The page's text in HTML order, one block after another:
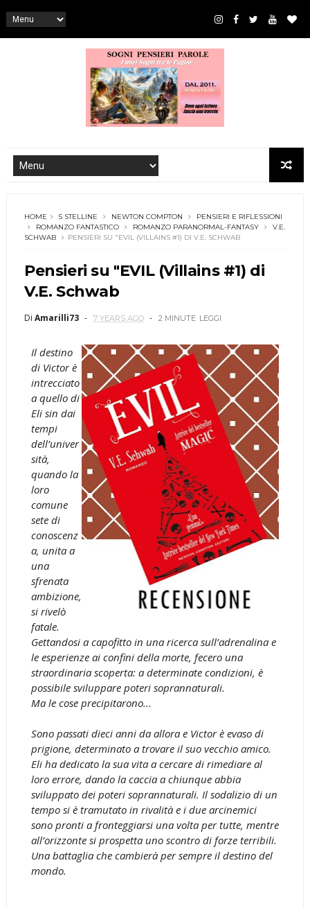
HOME 5 STELLINE NEWTON COMPTON
PENSIERI E RIFLESSIONI
ROMANZO FANTASTICO
ROMANZO PARANORMAL-FANTASY
V.E.
SCHWAB
PENSIERI SU "EVIL (VILLAINS #1) DI V.E. SCHWAB
Pensieri su "EVIL (Villains #1) di
V.E. Schwab
Di Amarilli73 7 YEARS AGO 2 MINUTE LEGGI
Il destino
di Victor è
intrecciato
a quello di
Eli sin dai
tempi
dell’univer
sità,
quando la
loro
comune
sete di
conoscenz
a, unita a
una
sfrenata
ambizione,
si rivelò
fatale.
Gettandosi a capofitto in una ricerca sull’adrenalina e
le esperienze ai confini della morte, fecero una
straordinaria scoperta: a determinate condizioni, è
possibile sviluppare poteri soprannaturali.
Ma le cose precipitarono...
Sono passati dieci anni da allora e Victor è evaso di
prigione, determinato a trovare il suo vecchio amico.
Eli ha dedicato la sua vita a cercare di rimediare al
loro errore, dando la caccia a chiunque abbia
sviluppato dei poteri soprannaturali. Il sodalizio di un
tempo si è tramutato in rivalità e i due arcinemici
sono pronti a fronteggiarsi una volta per tutte, mentre
all’orizzonte si prospetta uno scontro di forze terribili.
Una battaglia che cambierà per sempre il destino del
mondo.